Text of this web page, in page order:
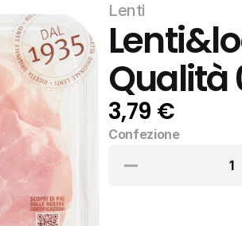
Lenti
Qualità
3,79 €
Confezione
1